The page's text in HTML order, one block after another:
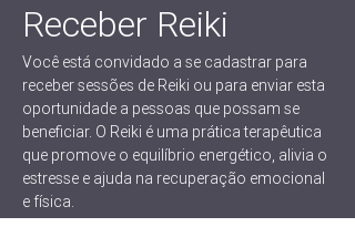
Receber Reiki
Você está convidado a se cadastrar para
receber sessões de Reiki ou para enviar esta
oportunidade a pessoas que possam se
beneficiar. O Reiki é uma prática terapêutica
que promove o equilíbrio energético, alivia o
estresse e ajuda na recuperação emocional
e física.